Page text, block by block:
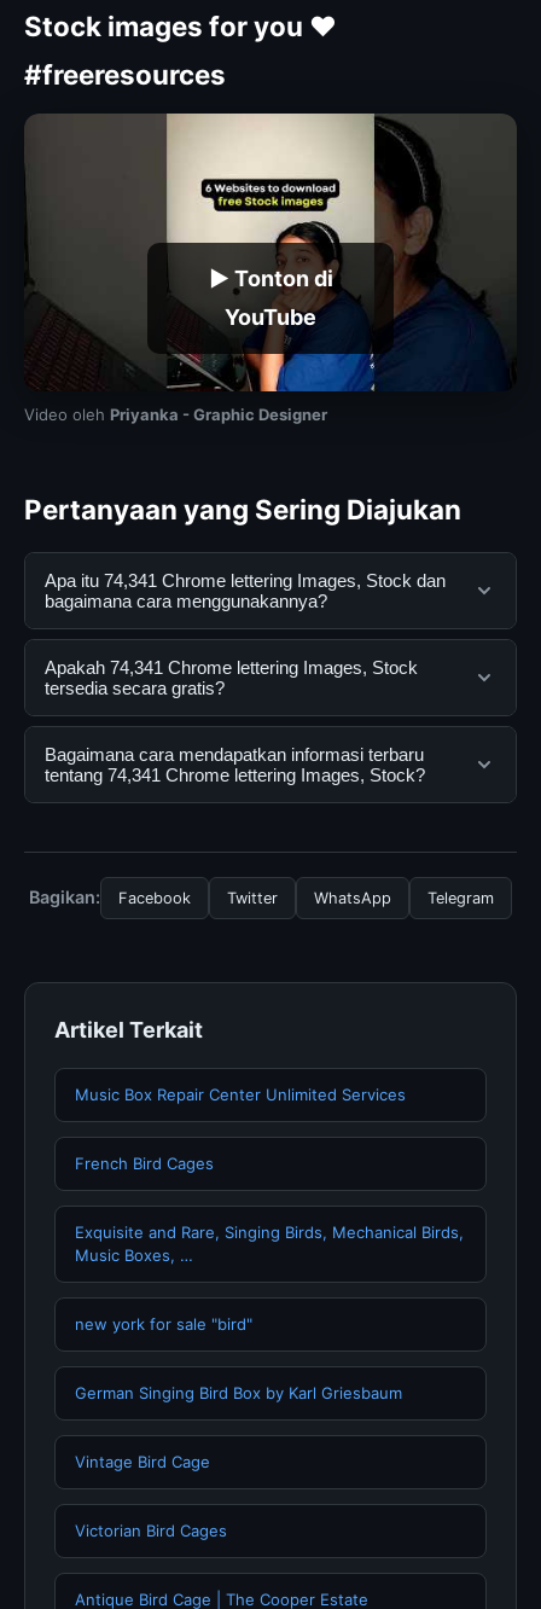
Stock images for you ❤️
#freeresources
▶ Tonton di
YouTube
Video oleh Priyanka - Graphic Designer
Pertanyaan yang Sering Diajukan
Apa itu 74,341 Chrome lettering Images, Stock dan
bagaimana cara menggunakannya?
74,341 Chrome lettering Images, Stock adalah layanan
digital yang dirancang untuk membantu pengguna
mendapatkan informasi lengkap dan terpercaya. Anda
dapat menggunakannya dengan mengunjungi situs
resmi dan mengikuti panduan yang tersedia.
Apakah 74,341 Chrome lettering Images, Stock
tersedia secara gratis?
Ya, 74,341 Chrome lettering Images, Stock dapat
diakses secara gratis oleh semua pengguna. Tidak ada
biaya tersembunyi atau langganan yang diperlukan
Bagaimana cara mendapatkan informasi terbaru
tentang 74,341 Chrome lettering Images, Stock?
mengunjungi halaman resmi kami secara berkala. Kami
selalu memperbarui konten dengan informasi terkini dan
Bagikan: Facebook Twitter WhatsApp Telegram
Artikel Terkait
Music Box Repair Center Unlimited Services
French Bird Cages
Exquisite and Rare, Singing Birds, Mechanical Birds,
Music Boxes, …
new york for sale "bird"
German Singing Bird Box by Karl Griesbaum
Vintage Bird Cage
Victorian Bird Cages
Antique Bird Cage | The Cooper Estate